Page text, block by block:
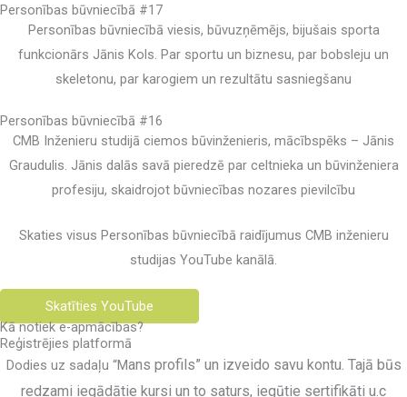
Personības būvniecībā #17
Personības būvniecībā viesis, būvuzņēmējs, bijušais sporta
funkcionārs Jānis Kols. Par sportu un biznesu, par bobsleju un
skeletonu, par karogiem un rezultātu sasniegšanu
Personības būvniecībā #16
CMB Inženieru studijā ciemos būvinženieris, mācībspēks – Jānis
Graudulis. Jānis dalās savā pieredzē par celtnieka un būvinženiera
profesiju, skaidrojot būvniecības nozares pievilcību
Skaties visus Personības būvniecībā raidījumus CMB inženieru
studijas YouTube kanālā.
Skatīties YouTube
Kā notiek e-apmācības?
Reģistrējies platformā
Dodies uz sadaļu “Mans profils” un izveido savu kontu. Tajā būs
redzami iegādātie kursi un to saturs, iegūtie sertifikāti u.c